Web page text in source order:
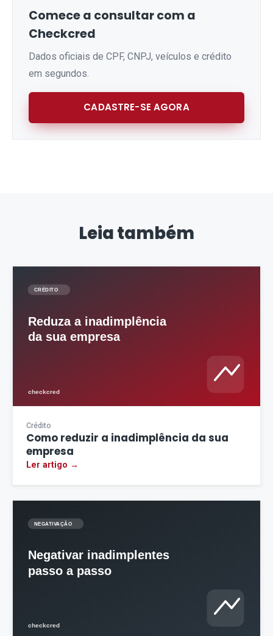
Comece a consultar com a
Checkcred
Dados oficiais de CPF, CNPJ, veículos e crédito
em segundos.
CADASTRE-SE AGORA
Leia também
Crédito
Como reduzir a inadimplência da sua
empresa
Ler artigo →